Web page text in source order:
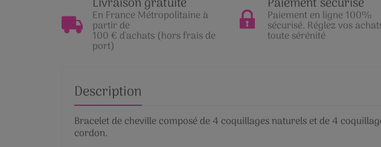
En France Métropolitaine à
partir de
100 € d'achats (hors frais de
port)
Paiement en ligne 100%
sécurisé. Réglez vos
toute sérénité
Description
Bracelet de cheville composé de 4 coquillages naturels et de 4
cordon.